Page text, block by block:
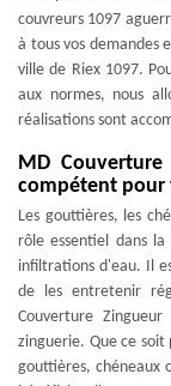
couvreurs 1097
à tous vos demandes
ville de Riex 1097.
aux normes, nous
réalisations sont
MD
compétent pour
Les gouttières, les
rôle essentiel dans
infiltrations d'eau. Il
de les entretenir
Couverture
zinguerie. Que ce
gouttières, chéneaux